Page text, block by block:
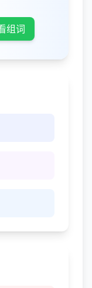
组词